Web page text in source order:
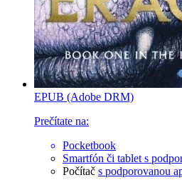
EPUB (Adobe DRM)
Prečítate na:
Pocketbook
Smartfón či tablet s
Počítač s podporovanou